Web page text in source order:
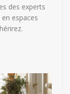
des experts
espaces